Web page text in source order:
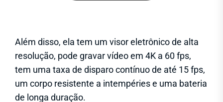
Além disso, ela tem um visor eletrônico de alta
resolução, pode gravar vídeo em 4K a 60 fps,
tem uma taxa de disparo contínuo de até 15 fps,
um corpo resistente a intempéries e uma bateria
de longa duração.